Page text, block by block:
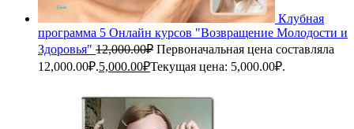
Клубная
программа 5 Онлайн курсов "Возвращение Молодости и
Здоровья" 12,000.00₽ Первоначальная цена составляла
12,000.00₽.5,000.00₽Текущая цена: 5,000.00₽.